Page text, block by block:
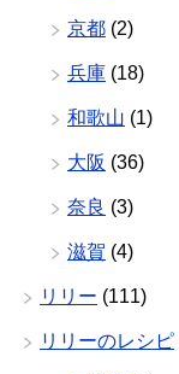
京都 (2)
兵庫 (18)
和歌山 (1)
大阪 (36)
奈良 (3)
滋賀 (4)
リリー (111)
リリーのレシピ